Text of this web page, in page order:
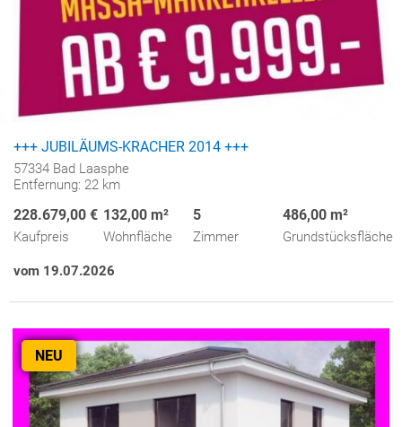
+++ JUBILÄUMS-KRACHER 2014 +++
57334 Bad Laasphe
Entfernung: 22 km
228.679,00 €
Kaufpreis
132,00 m²
Wohnfläche
5
Zimmer
486,00 m²
Grundstücksfläche
vom 19.07.2026
NEU